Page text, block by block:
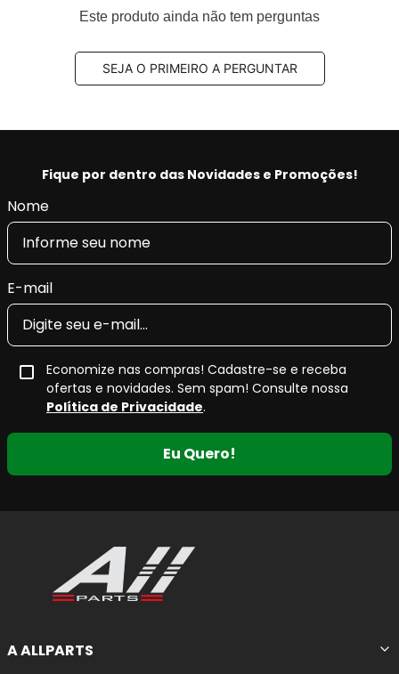
ISO 2701: 2013 TS EN ISO 14001: 2015 ve IATF 16949:
Aplus 100% produzido na fábrica nossa fábrica na
- Restaura as características originais do veículo,
conforto e retira as vibrações.
- Produto Original em diversas montadoras na
EUROPA e com certificado INMETRO.
Este produto ainda não tem perguntas
SEJA O PRIMEIRO A PERGUNTAR
Fique por dentro das Novidades e Promoções!
Nome
E-mail
Economize nas compras! Cadastre-se e receba
ofertas e novidades. Sem spam! Consulte nossa
Política de Privacidade.
Eu Quero!
A ALLPARTS